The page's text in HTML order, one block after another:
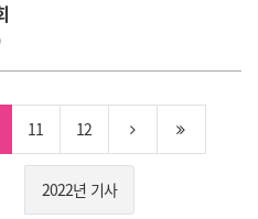
11 12
2022년 기사